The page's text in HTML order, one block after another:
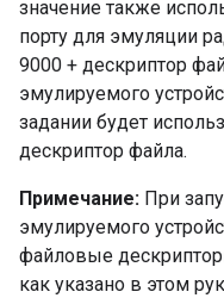
значение также
порту для эмуляции
9000 + дескриптор
эмулируемого
задании будет
дескриптор файла.
Примечание: При
эмулируемого
файловые
как указано в этом